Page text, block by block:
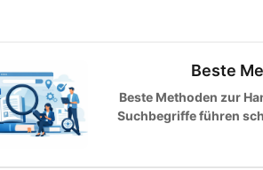
Beste
Beste Methoden zur
Suchbegriffe führen